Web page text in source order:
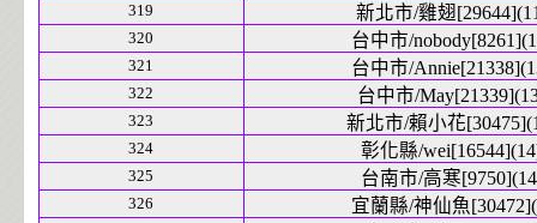
319 新北市/雞翅
320 台中市/
321 台中市/
322 台中市/
323 新北市/賴小花
324 彰化縣/
325 台南市/高寒
326 宜蘭縣/神仙魚